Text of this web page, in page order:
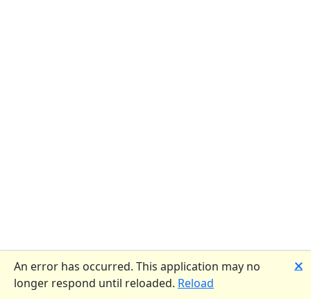
An error has occurred. This application may no
longer respond until reloaded. Reload
🗙